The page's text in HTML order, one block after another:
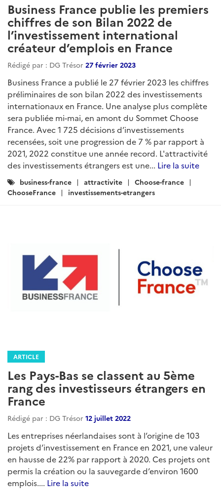
Business France publie les premiers
chiffres de son Bilan 2022 de
l’investissement international
créateur d’emplois en France
Rédigé par : DG Trésor 27 février 2023
Business France a publié le 27 février 2023 les chiffres
préliminaires de son bilan 2022 des investissements
internationaux en France. Une analyse plus complète
sera publiée mi-mai, en amont du Sommet Choose
France. Avec 1 725 décisions d’investissements
recensées, soit une progression de 7 % par rapport à
2021, 2022 constitue une année record. L'attractivité
des investissements étrangers est une... Lire la suite
Catégories
:
business-france attractivite
Choose-france
ChooseFrance
investissements-etrangers
ARTICLE
Les Pays-Bas se classent au 5ème
rang des investisseurs étrangers en
France
Rédigé par : DG Trésor 12 juillet 2022
Les entreprises néerlandaises sont à l’origine de 103
projets d’investissement en France en 2021, une valeur
en hausse de 22% par rapport à 2020. Ces projets ont
permis la création ou la sauvegarde d’environ 1600
emplois.... Lire la suite